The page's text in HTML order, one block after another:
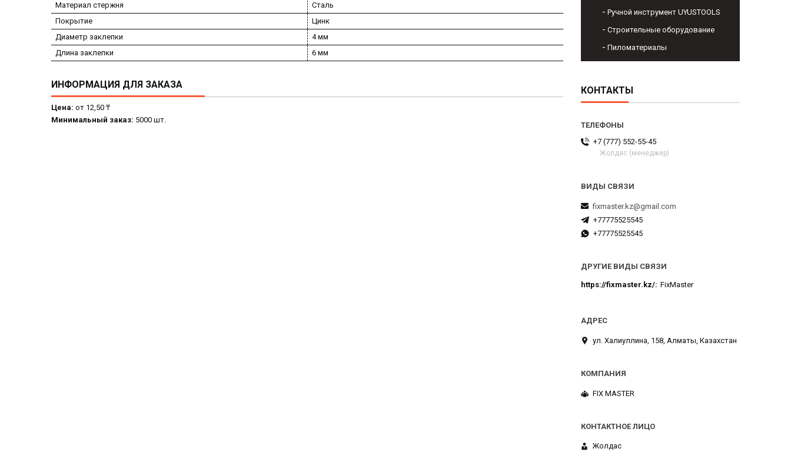
Материал стержня
Сталь
Покрытие
Цинк
Диаметр заклепки
4 мм
Длина заклепки
6 мм
ИНФОРМАЦИЯ ДЛЯ ЗАКАЗА
Цена: от 12,50 ₸
Минимальный заказ: 5000 шт.
Ручной инструмент UYUSTOOLS
Строительные оборудование
Пиломатериалы
КОНТАКТЫ
+7 (777) 552-55-45
Жолдас (менеджер)
fixmaster.kz@gmail.com
+77775525545
+77775525545
ДРУГИЕ ВИДЫ СВЯЗИ
https://fixmaster.kz/ FixMaster
ул. Халиуллина, 158, Алматы, Казахстан
FIX MASTER
Жолдас